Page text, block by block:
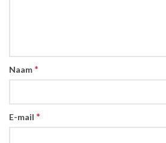
Naam *
E-mail *